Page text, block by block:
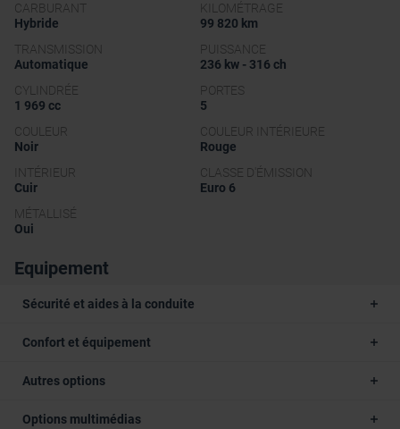
CARBURANT
Hybride
KILOMÉTRAGE
99 820 km
TRANSMISSION
Automatique
PUISSANCE
236 kw - 316 ch
CYLINDRÉE
1 969 cc
PORTES
5
COULEUR
Noir
COULEUR INTÉRIEURE
Rouge
INTÉRIEUR
Cuir
CLASSE D'ÉMISSION
Euro 6
MÉTALLISÉ
Oui
Equipement
Sécurité et aides à la conduite
Confort et équipement
Autres options
Options multimédias